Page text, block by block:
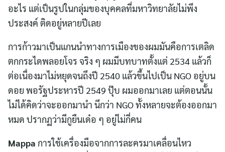
อะไร แต่เป็นรูปในกลุ่มของบุคคลที่มหาวิทยาลัยไม่พึง
ประสงค์ ติดอยู่หลายปีเลย
การก้าวมาเป็นแกนนำทางการเมืองของผมมันคือการเตลิด
ตกกระไดพลอยโจร จริง ๆ ผมมีบทบาทตั้งแต่ 2534 แล้วก็
ต่อเนื่องมาไม่หยุดจนถึงปี 2540 แล้วขึ้นไปเป็น NGO อยู่บน
ดอย พอรัฐประหารปี 2549 ปุ๊บ ผมออกมาเลย แต่ตอนนั้น
ไม่ได้คิดว่าจะออกมานำ นึกว่า NGO ทั้งหลายจะต้องออกมา
หมด ปรากฏว่ามีกูยืนเด๋อ ๆ อยู่ไม่กี่คน
Mappa การใช้เครื่องมือจากการละครมาเคลื่อนไหว